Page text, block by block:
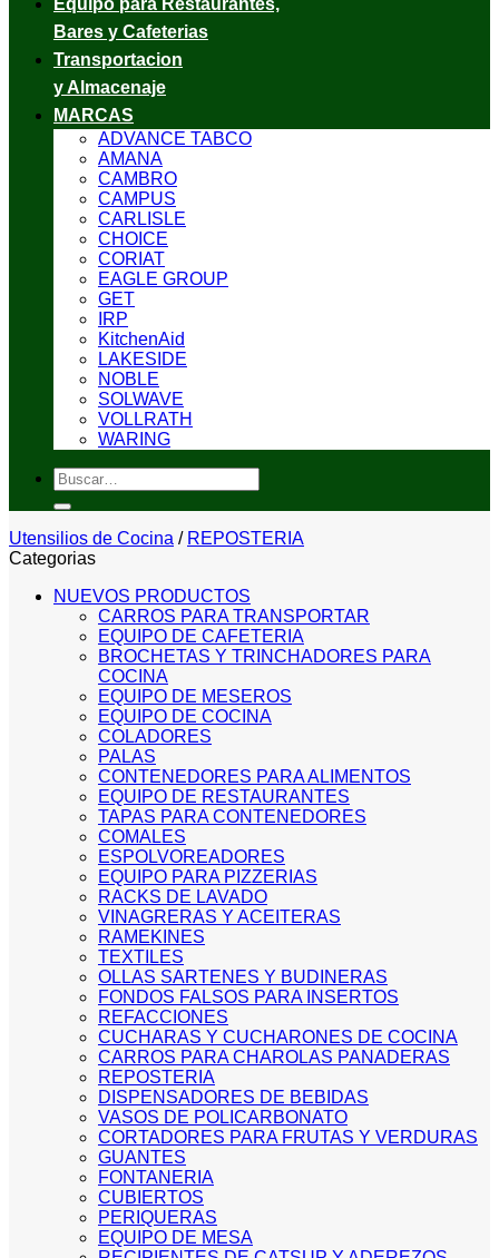
Equipo para Restaurantes,
Bares y Cafeterias
Transportacion
y Almacenaje
MARCAS
ADVANCE TABCO
AMANA
CAMBRO
CAMPUS
CARLISLE
CHOICE
CORIAT
EAGLE GROUP
GET
IRP
KitchenAid
LAKESIDE
NOBLE
SOLWAVE
VOLLRATH
WARING
Buscar
por:
Utensilios de Cocina / REPOSTERIA
Categorias
NUEVOS PRODUCTOS
CARROS PARA TRANSPORTAR
EQUIPO DE CAFETERIA
BROCHETAS Y TRINCHADORES PARA
COCINA
EQUIPO DE MESEROS
EQUIPO DE COCINA
COLADORES
PALAS
CONTENEDORES PARA ALIMENTOS
EQUIPO DE RESTAURANTES
TAPAS PARA CONTENEDORES
COMALES
ESPOLVOREADORES
EQUIPO PARA PIZZERIAS
RACKS DE LAVADO
VINAGRERAS Y ACEITERAS
RAMEKINES
TEXTILES
OLLAS SARTENES Y BUDINERAS
FONDOS FALSOS PARA INSERTOS
REFACCIONES
CUCHARAS Y CUCHARONES DE COCINA
CARROS PARA CHAROLAS PANADERAS
REPOSTERIA
DISPENSADORES DE BEBIDAS
VASOS DE POLICARBONATO
CORTADORES PARA FRUTAS Y VERDURAS
GUANTES
FONTANERIA
CUBIERTOS
PERIQUERAS
EQUIPO DE MESA